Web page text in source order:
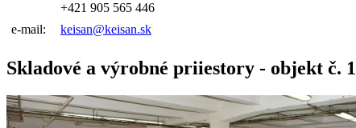
+421 905 565 446
e-mail:
keisan@keisan.sk
Skladové a výrobné priiestory - objekt č. 1